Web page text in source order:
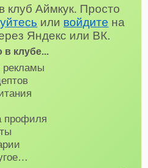
клуб Аймкук. Просто
или войдите на
Яндекс или ВК.
в клубе...
рекламы
профиля